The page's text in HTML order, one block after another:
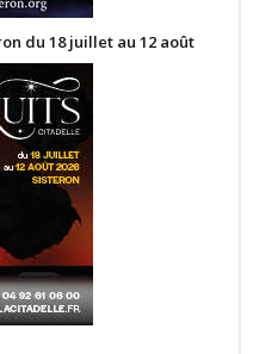
du 18 juillet au 12 août